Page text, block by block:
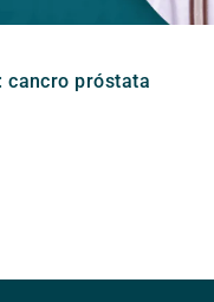
cancro próstata